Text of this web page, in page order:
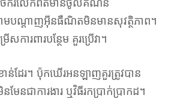
ចែករំលែកព័ត៌មានចូលគណនី
មបណ្តាញអ៊ីនធឺណិតមិនមានសុវត្ថិភាព។
ការពារបន្ថែម គួរប្រើវា។
ដែរ។ ប៉ុកឃើរអនឡាញគួរត្រូវបាន
មែនជាការងារ ឬវិធីរកប្រាក់ប្រាកដ។